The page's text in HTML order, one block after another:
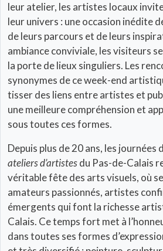
leur atelier, les artistes locaux
leur univers : une occasion inédite
de leurs parcours et de leurs
ambiance conviviale, les visiteurs
la porte de lieux singuliers. Les
synonymes de ce week-end
tisser des liens entre artistes et
une meilleure compréhension et
sous toutes ces formes.
Depuis plus de 20 ans, les journées
ateliers d’artistesdu Pas-de-Calais
véritable fête des arts visuels, où
amateurs passionnés, artistes
émergents qui font la richesse
Calais. Ce temps fort met à
dans toutes ses formes